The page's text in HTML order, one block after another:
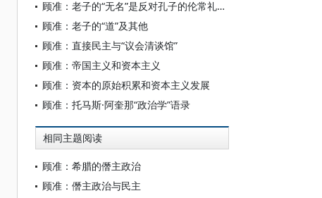
顾准：老子的“无名”是反对孔子的伦常礼教的有名论的吗？
顾准：老子的“道”及其他
顾准：直接民主与“议会清谈馆”
顾准：帝国主义和资本主义
顾准：资本的原始积累和资本主义发展
顾准：托马斯·阿奎那“政治学”语录
相同主题阅读
顾准：希腊的僭主政治
顾准：僭主政治与民主